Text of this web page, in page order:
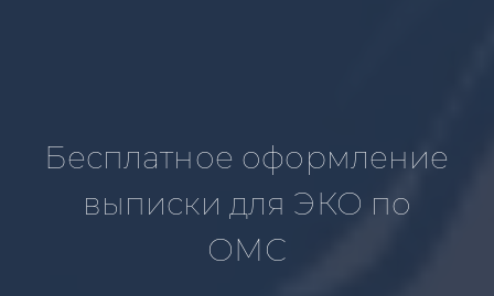
Бесплатное оформление
выписки для ЭКО по
ОМС